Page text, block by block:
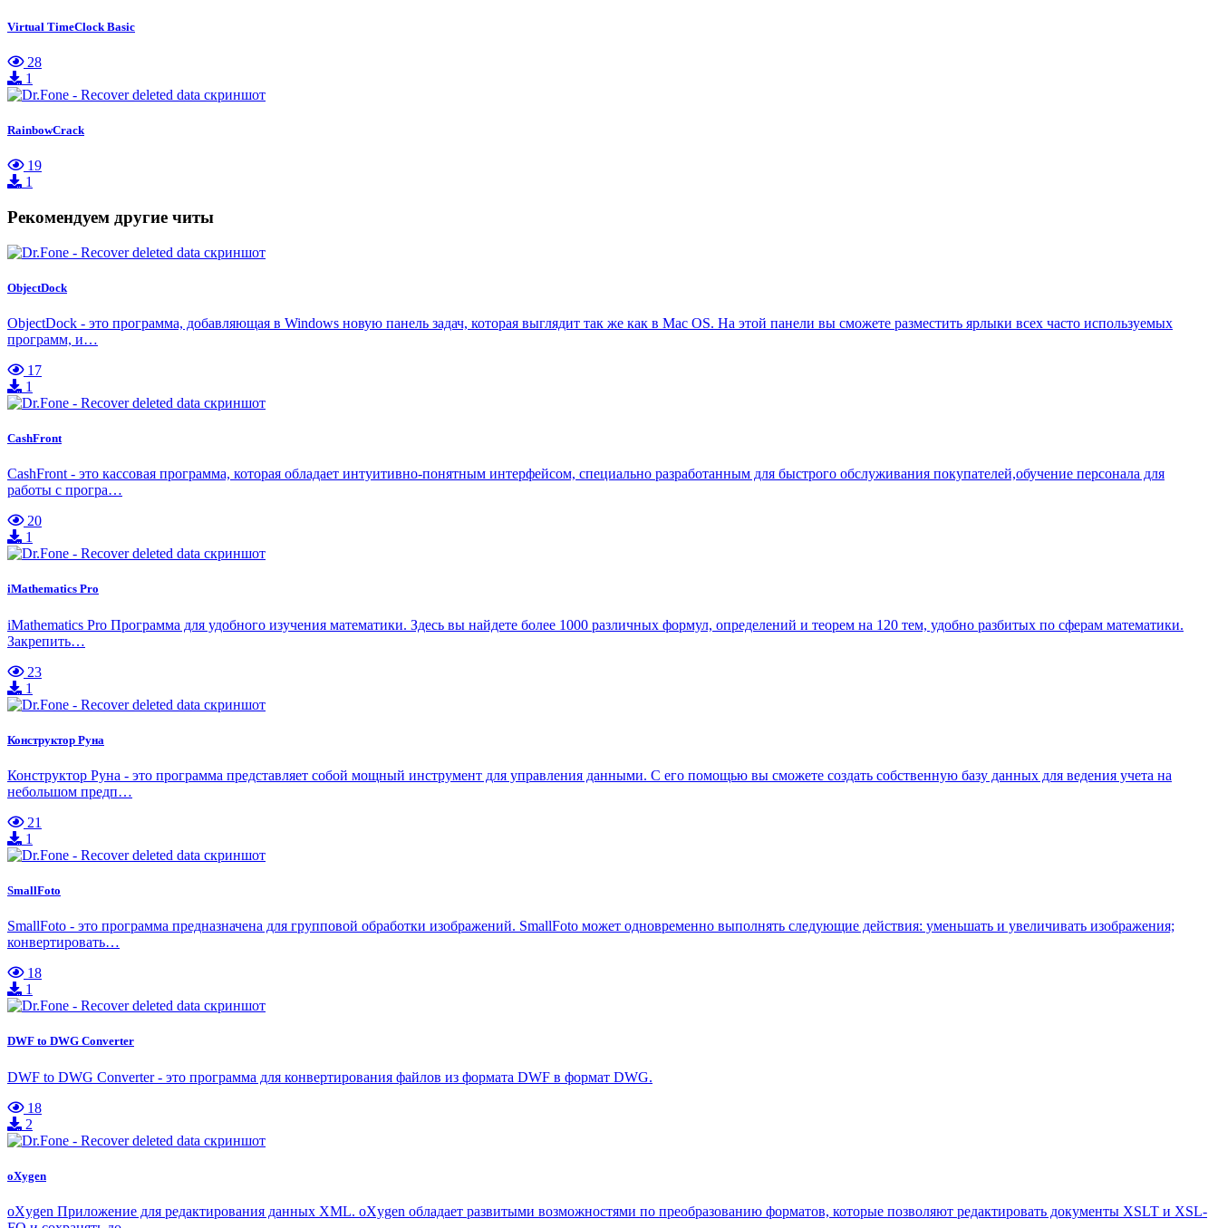
Virtual TimeClock Basic
28
1
RainbowCrack
19
1
Рекомендуем другие читы
ObjectDock
ObjectDock - это программа, добавляющая в Windows новую панель задач, которая выглядит так же как в Mac OS. На этой панели вы сможете разместить ярлыки всех часто используемых
программ, и…
17
1
CashFront
CashFront - это кассовая программа, которая обладает интуитивно-понятным интерфейсом, специально разработанным для быстрого обслуживания покупателей,обучение персонала для
работы с програ…
20
1
iMathematics Pro
iMathematics Pro Программа для удобного изучения математики. Здесь вы найдете более 1000 различных формул, определений и теорем на 120 тем, удобно разбитых по сферам математики.
Закрепить…
23
1
Конструктор Руна
Конструктор Руна - это программа представляет собой мощный инструмент для управления данными. С его помощью вы сможете создать собственную базу данных для ведения учета на
небольшом предп…
21
1
SmallFoto
SmallFoto - это программа предназначена для групповой обработки изображений. SmallFoto может одновременно выполнять следующие действия: уменьшать и увеличивать изображения;
конвертировать…
18
1
DWF to DWG Converter
DWF to DWG Converter - это программа для конвертирования файлов из формата DWF в формат DWG.
18
2
oXygen
oXygen Приложение для редактирования данных XML. oXygen обладает развитыми возможностями по преобразованию форматов, которые позволяют редактировать документы XSLT и XSL-